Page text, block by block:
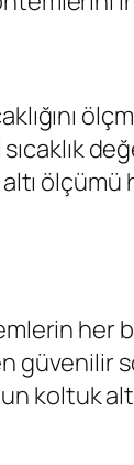
ölçümü
her
güvenilir
koltuk